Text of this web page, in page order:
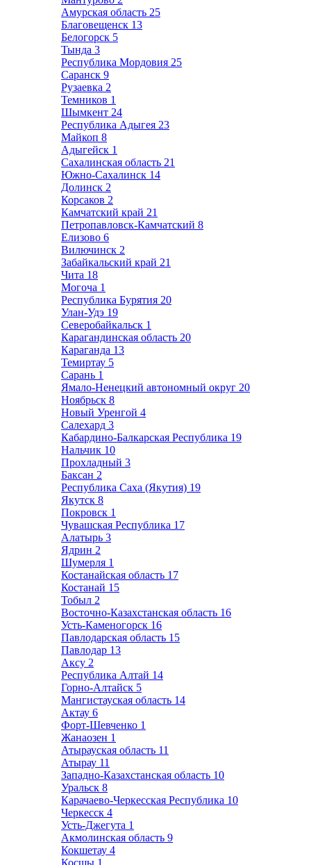
Амурская область 25
Благовещенск 13
Белогорск 5
Тында 3
Республика Мордовия 25
Саранск 9
Рузаевка 2
Темников 1
Шымкент 24
Республика Адыгея 23
Майкоп 8
Адыгейск 1
Сахалинская область 21
Южно-Сахалинск 14
Долинск 2
Корсаков 2
Камчатский край 21
Петропавловск-Камчатский 8
Елизово 6
Вилючинск 2
Забайкальский край 21
Чита 18
Могоча 1
Республика Бурятия 20
Улан-Удэ 19
Северобайкальск 1
Карагандинская область 20
Караганда 13
Темиртау 5
Сарань 1
Ямало-Ненецкий автономный округ 20
Ноябрьск 8
Новый Уренгой 4
Салехард 3
Кабардино-Балкарская Республика 19
Нальчик 10
Прохладный 3
Баксан 2
Республика Саха (Якутия) 19
Якутск 8
Покровск 1
Чувашская Республика 17
Алатырь 3
Ядрин 2
Шумерля 1
Костанайская область 17
Костанай 15
Тобыл 2
Восточно-Казахстанская область 16
Усть-Каменогорск 16
Павлодарская область 15
Павлодар 13
Аксу 2
Республика Алтай 14
Горно-Алтайск 5
Мангистауская область 14
Актау 6
Форт-Шевченко 1
Жанаозен 1
Атырауская область 11
Атырау 11
Западно-Казахстанская область 10
Уральск 8
Карачаево-Черкесская Республика 10
Черкесск 4
Усть-Джегута 1
Акмолинская область 9
Кокшетау 4
Косшы 1